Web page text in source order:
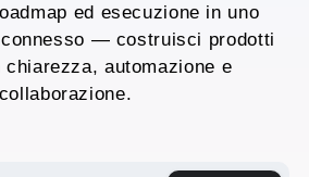
ed esecuzione in uno
— costruisci prodotti
chiarezza, automazione e
collaborazione.